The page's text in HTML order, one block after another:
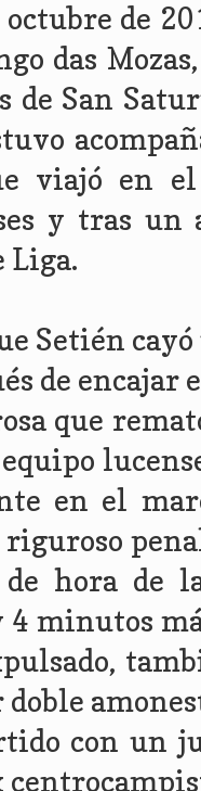
octubre de
das
de San
viajó en
y tras un
Liga.
Setién
de
que
en el
riguroso
hora de
minutos
con un